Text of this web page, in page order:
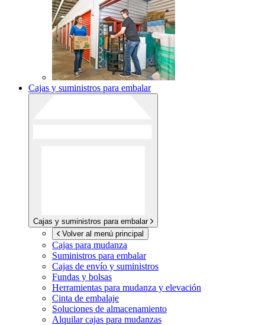
Cajas y suministros para embalar
Cajas y suministros para embalar
Volver al menú principal
Cajas para mudanza
Suministros para embalar
Cajas de envío y suministros
Fundas y bolsas
Herramientas para mudanza y elevación
Cinta de embalaje
Soluciones de almacenamiento
Alquilar cajas para mudanzas